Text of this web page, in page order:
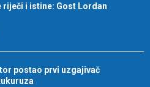
riječi i istine: Gost Lordan
postao prvi uzgajivač